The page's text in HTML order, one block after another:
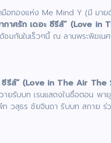
อทองแห่ง Me Mind Y (มี มาย
กาศรัก เดอะ ซีรีส์” (Love
มกันในเร็วๆนี้ ณ ลานพระพิฆเน
ซีรีส์” (Love in The Air
รับบท เรนแสดงในชื่อตอน พา
สุธร ชัยจินดา รับบท สกาย ร่ว